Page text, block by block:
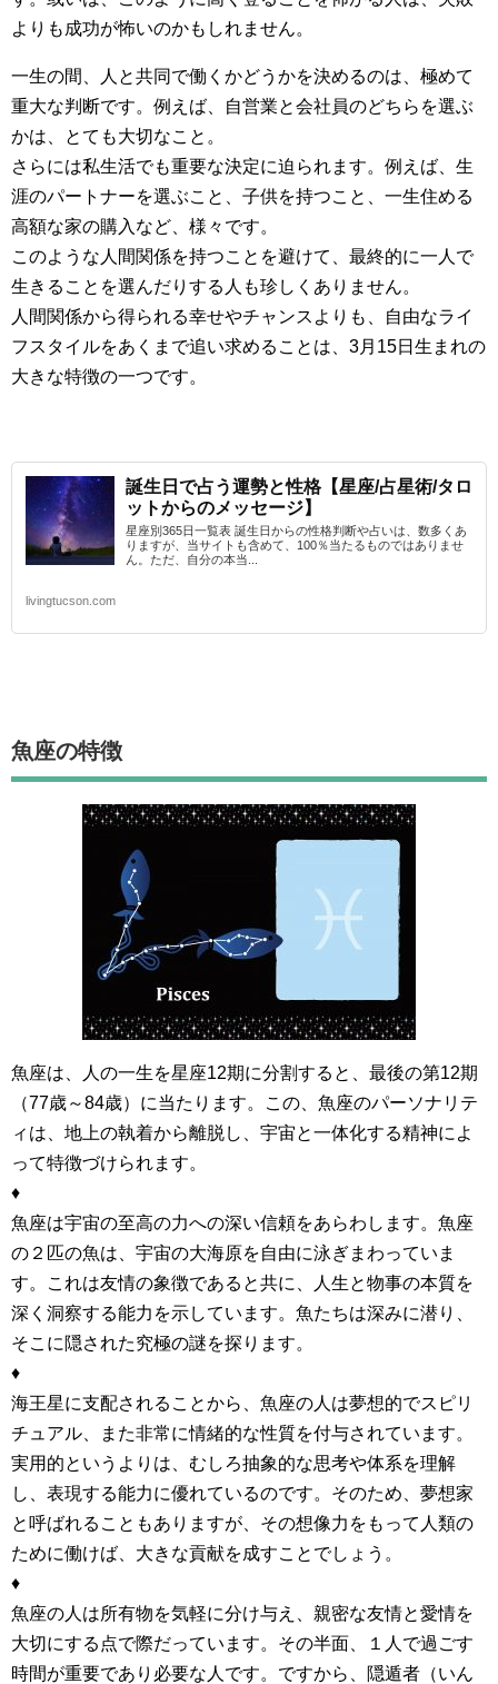
よりも成功が怖いのかもしれません。
一生の間、人と共同で働くかどうかを決めるのは、極めて
重大な判断です。例えば、自営業と会社員のどちらを選ぶ
かは、とても大切なこと。
さらには私生活でも重要な決定に迫られます。例えば、生
涯のパートナーを選ぶこと、子供を持つこと、一生住める
高額な家の購入など、様々です。
このような人間関係を持つことを避けて、最終的に一人で
生きることを選んだりする人も珍しくありません。
人間関係から得られる幸せやチャンスよりも、自由なライ
フスタイルをあくまで追い求めることは、3月15日生まれの
大きな特徴の一つです。
誕生日で占う運勢と性格【星座/占星術/タロ
ットからのメッセージ】
星座別365日一覧表 誕生日からの性格判断や占いは、数多くあ
りますが、当サイトも含めて、100％当たるものではありませ
ん。ただ、自分の本当...
livingtucson.com
魚座の特徴
魚座は、人の一生を星座12期に分割すると、最後の第12期
（77歳～84歳）に当たります。この、魚座のパーソナリテ
ィは、地上の執着から離脱し、宇宙と一体化する精神によ
って特徴づけられます。
♦
魚座は宇宙の至高の力への深い信頼をあらわします。魚座
の２匹の魚は、宇宙の大海原を自由に泳ぎまわっていま
す。これは友情の象徴であると共に、人生と物事の本質を
深く洞察する能力を示しています。魚たちは深みに潜り、
そこに隠された究極の謎を探ります。
♦
海王星に支配されることから、魚座の人は夢想的でスピリ
チュアル、また非常に情緒的な性質を付与されています。
実用的というよりは、むしろ抽象的な思考や体系を理解
し、表現する能力に優れているのです。そのため、夢想家
と呼ばれることもありますが、その想像力をもって人類の
ために働けば、大きな貢献を成すことでしょう。
♦
魚座の人は所有物を気軽に分け与え、親密な友情と愛情を
大切にする点で際だっています。その半面、１人で過ごす
時間が重要であり必要な人です。ですから、隠遁者（いん